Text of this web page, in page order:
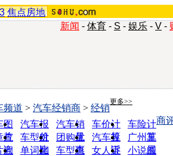
焦点房地
新闻 - 体育 - S - 娱乐 - V -
更多>>
图
片
汽车报
价
汽车销
量
车价计
算
车险计
算
查
询
车型对
比
团购优
惠
汽车投
诉
广州车
展
欣
单词翻
车型查
女人宝
小说阅
频道 > 汽车经销商 > 经销
商